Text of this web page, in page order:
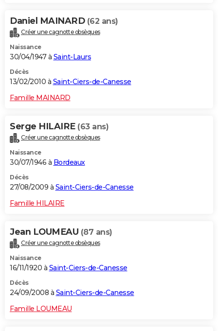
Daniel MAINARD (62 ans)
Créer une cagnotte obsèques
Naissance
30/04/1947 à Saint-Laurs
Décès
13/02/2010 à Saint-Ciers-de-Canesse
Famille MAINARD
Serge HILAIRE (63 ans)
Créer une cagnotte obsèques
Naissance
30/07/1946 à Bordeaux
Décès
27/08/2009 à Saint-Ciers-de-Canesse
Famille HILAIRE
Jean LOUMEAU (87 ans)
Créer une cagnotte obsèques
Naissance
16/11/1920 à Saint-Ciers-de-Canesse
Décès
24/09/2008 à Saint-Ciers-de-Canesse
Famille LOUMEAU